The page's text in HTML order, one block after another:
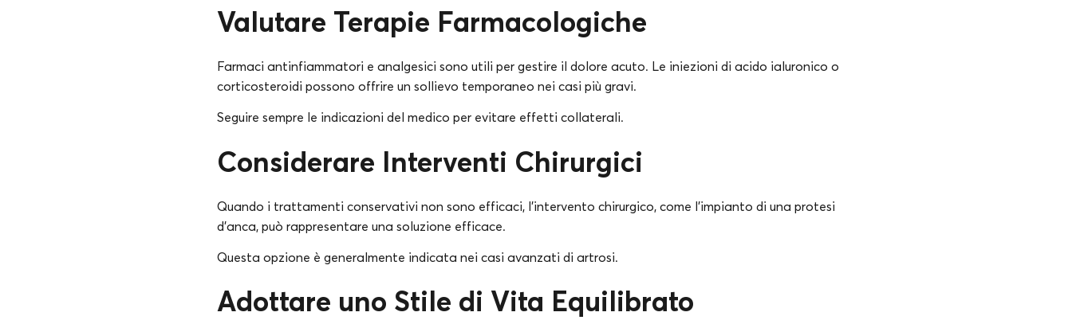
Valutare Terapie Farmacologiche
Farmaci antinfiammatori e analgesici sono utili per gestire il dolore acuto. Le iniezioni di acido ialuronico o
corticosteroidi possono offrire un sollievo temporaneo nei casi più gravi.
Seguire sempre le indicazioni del medico per evitare effetti collaterali.
Considerare Interventi Chirurgici
Quando i trattamenti conservativi non sono efficaci, l’intervento chirurgico, come l’impianto di una protesi
d’anca, può rappresentare una soluzione efficace.
Questa opzione è generalmente indicata nei casi avanzati di artrosi.
Adottare uno Stile di Vita Equilibrato